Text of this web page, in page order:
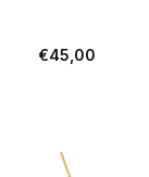
€45,00